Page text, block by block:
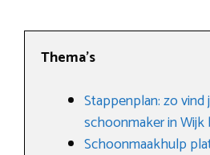
Thema’s
Stappenplan: zo vind
schoonmaker in
Schoonmaakhulp